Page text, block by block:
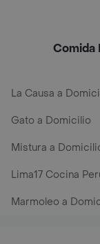
Comida
La Causa a
Gato a Domicilio
Mistura a
Lima17 Cocina
Marmoleo a